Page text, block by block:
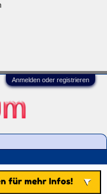
Anmelden oder registrieren